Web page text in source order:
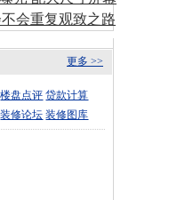
会重复观致之路
更多 >>
楼盘点评 贷款计算
装修论坛 装修图库